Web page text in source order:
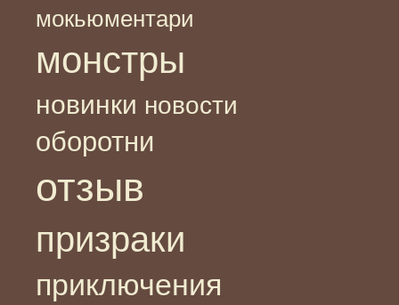
мокьюментари
монстры
новинки новости
оборотни
отзыв
призраки
приключения